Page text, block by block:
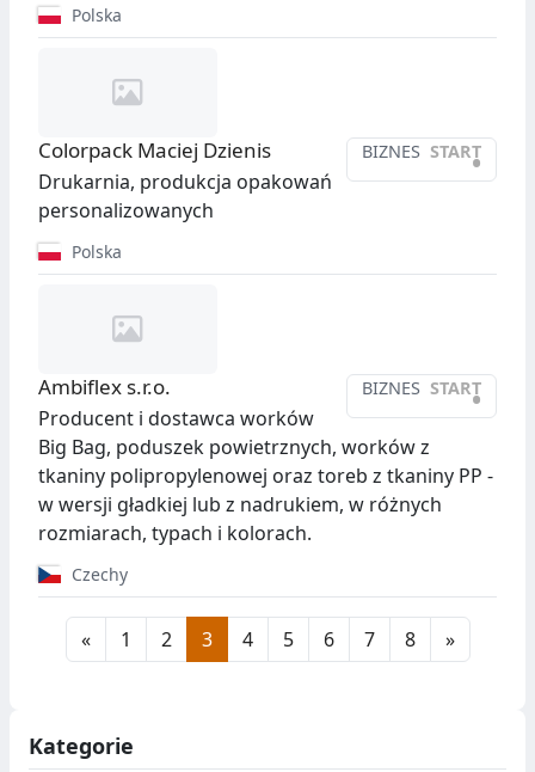
Polska
BIZNES START
•
Colorpack Maciej Dzienis
Drukarnia, produkcja opakowań
personalizowanych
Polska
BIZNES START
•
Ambiflex s.r.o.
Producent i dostawca worków
Big Bag, poduszek powietrznych, worków z
tkaniny polipropylenowej oraz toreb z tkaniny PP -
w wersji gładkiej lub z nadrukiem, w różnych
rozmiarach, typach i kolorach.
Czechy
« 1 2 3 4 5 6 7 8 »
Kategorie